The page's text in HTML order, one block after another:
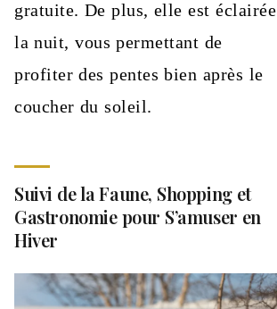
gratuite. De plus, elle est éclairée
la nuit, vous permettant de
profiter des pentes bien après le
coucher du soleil.
Suivi de la Faune, Shopping et
Gastronomie pour S’amuser en
Hiver